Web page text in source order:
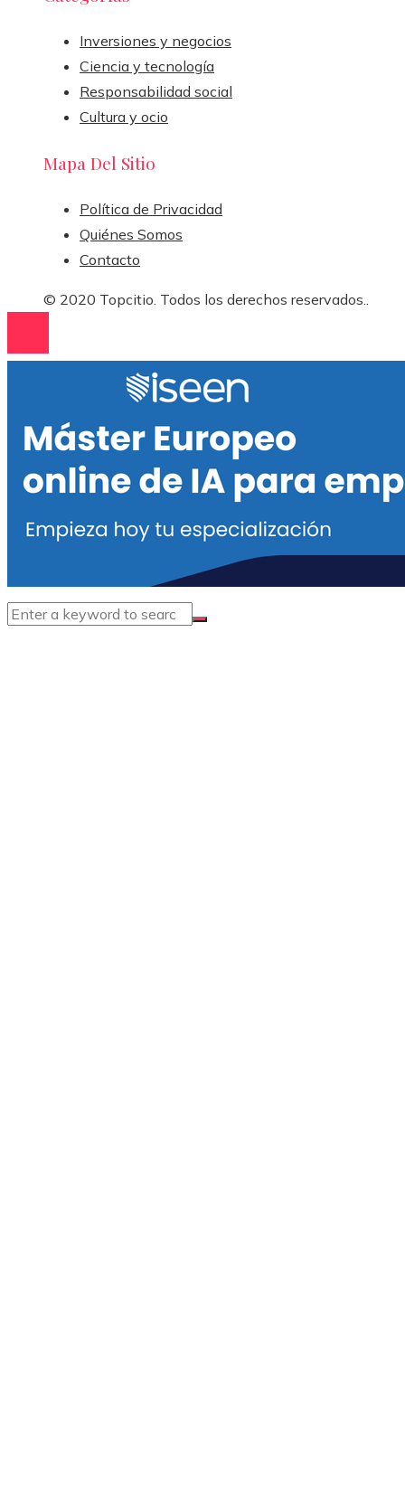
Inversiones y negocios
Ciencia y tecnología
Responsabilidad social
Cultura y ocio
Mapa Del Sitio
Política de Privacidad
Quiénes Somos
Contacto
© 2020 Topcitio. Todos los derechos reservados..